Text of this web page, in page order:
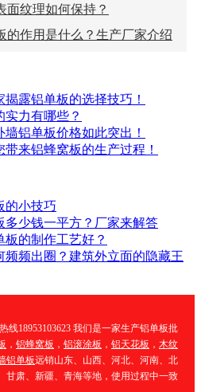
面纹理如何保持？
的作用是什么？生产厂家介绍
露铝单板的选择技巧！
力有哪些？
铝单板价格如此突出！
来铝蜂窝板的生产过程！
的小技巧
多少钱一平方？厂家来解答
的制作工艺好？
频频出圈？建筑外立面的隐藏王
线18953103623 我们是一家生产铝单板批
， 铝蜂窝板 ， 铝滚涂板 ， 铝天花板 ， 木纹
铝单板远销山东、山西、河北、河南、北
甘肃、新疆、青海等地，使用过程中一致